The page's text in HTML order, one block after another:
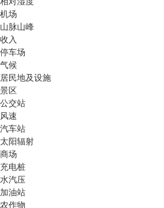
机场
山脉山峰
收入
停车场
气候
居民地及设施
景区
公交站
风速
汽车站
太阳辐射
商场
充电桩
水汽压
加油站
农作物